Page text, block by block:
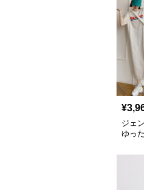
¥
ジェ
ゆっ